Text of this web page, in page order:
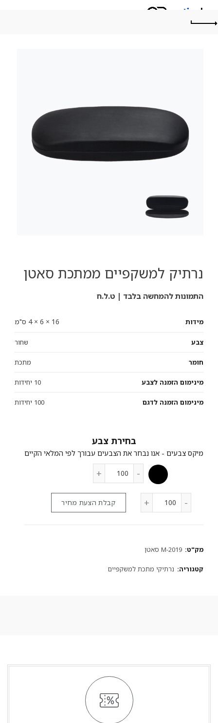
נרתיק למשקפיים ממתכת סאטן
התמונות להמחשה בלבד | ט.ל.ח
מידות 16 × 6 × 4 ס"מ
צבע שחור
חומר מתכת
מינימום הזמנה לצבע 10 יחידות
מינימום הזמנה לדגם 100 יחידות
צבע
קבלת הצעת מחיר
מק"ט: M-2019 סאטן
קטגוריה: נרתיקי מתכת למשקפיים